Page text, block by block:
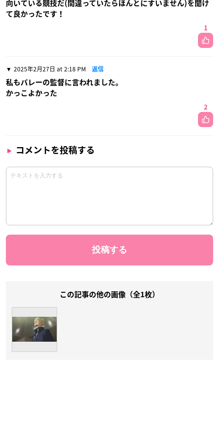
向いている競技だ(間違っていたらほんとにすいません)を聞け
て良かったです！
1
2025年2月27日 at 2:18 PM 返信
私もバレーの監督に言われました。
かっこよかった
2
コメントを投稿する
この記事の他の画像（全1枚）